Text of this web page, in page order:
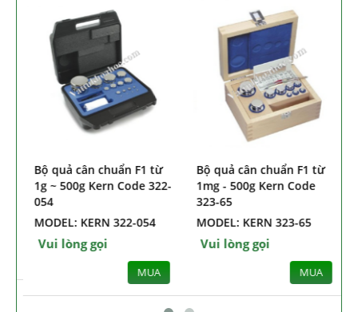
Bộ quả cân chuẩn cấp E1
Kern Code 308-42
MODEL: KERN 308-42
Vui lòng gọi
Bộ quả cân chuẩn cấp E2
Kern Code 313-054
MODEL: KERN 313-054
Vui lòng gọi